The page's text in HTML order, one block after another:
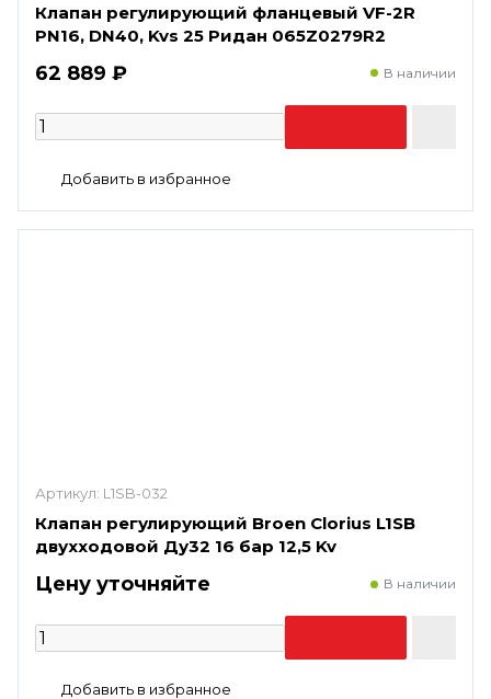
Клапан регулирующий фланцевый VF-2R
PN16, DN40, Kvs 25 Ридан 065Z0279R2
62 889 ₽ В наличии
Артикул: L1SB-032
Клапан регулирующий Broen Clorius L1SB
двухходовой Ду32 16 бар 12,5 Kv
Цену уточняйте В наличии